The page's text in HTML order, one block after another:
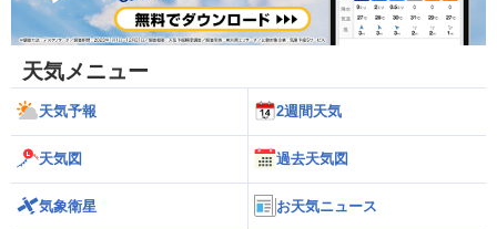
天気メニュー
天気予報 2週間天気
天気図 過去天気図
気象衛星 お天気ニュース